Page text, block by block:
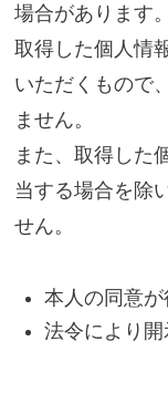
場合があります。
取得した個人情
いただくもので
ません。
また、取得した
当する場合を除
せん。
本人の同意
法令により